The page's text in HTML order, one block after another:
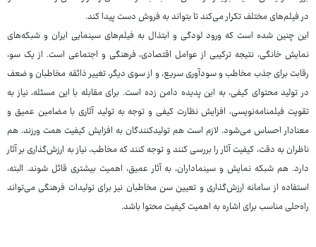
در فیلم‌های مختلف تکرار می‌کند تا بتواند به فروش دست پیدا کند.
این چنین شده است که ورود لودگی و ابتذال به فیلم‌های سینمایی ایران و شبکه‌های
نمایش خانگی، نتیجه ترکیبی از عوامل اقتصادی، فرهنگی و اجتماعی است. از یک سو،
رقابت برای جذب مخاطب و سودآوری سریع، و از سوی دیگر، تغییر ذائقه مخاطبان و ضعف
در تولید محتوای کیفی، به این پدیده دامن زده است. برای مقابله با این مسئله، نیاز به
تقویت فیلمنامه‌نویسی، افزایش نظارت کیفی و توجه به تولید آثاری با مضامین عمیق و
معنادار احساس می‌شود. لازم است هم تولیدکنندگان به افزایش کیفیت همت ورزند. هم
ناظران به دقت، کیفیت آثار را بررسی کنند و توجه کنند که مخاطب، نیاز به ارزش‌گذاری بر آثار
دارد. هم شبکه نمایش و سینماداران، به آثار عمیق، اهمیت بیشتری قائل شوند. البته،
استفاده از سامانه ارزش‌گذاری و تعیین سن مخاطبان نیز برای تولیدات فرهنگی می‌تواند
راه‌حلی مناسب برای اشاره به اهمیت کیفیت محتوا باشد.